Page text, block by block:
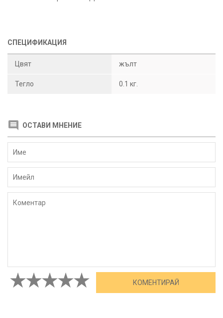
СПЕЦИФИКАЦИЯ
Цвят жълт
Тегло 0.1 кг.
ОСТАВИ МНЕНИЕ